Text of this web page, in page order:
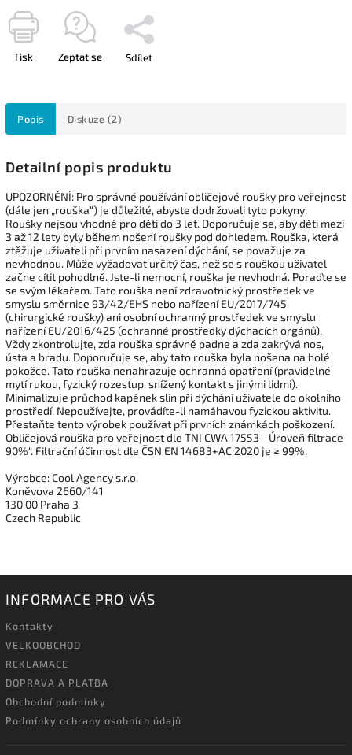
Tisk Zeptat se Sdílet
Popis Diskuze (2)
Detailní popis produktu
UPOZORNĚNÍ: Pro správné používání obličejové roušky pro veřejnost
(dále jen „rouška“) je důležité, abyste dodržovali tyto pokyny:
Roušky nejsou vhodné pro děti do 3 let. Doporučuje se, aby děti mezi
3 až 12 lety byly během nošení roušky pod dohledem. Rouška, která
ztěžuje uživateli při prvním nasazení dýchání, se považuje za
nevhodnou. Může vyžadovat určitý čas, než se s rouškou uživatel
začne cítit pohodlně. Jste-li nemocní, rouška je nevhodná. Poraďte se
se svým lékařem. Tato rouška není zdravotnický prostředek ve
smyslu směrnice 93/42/EHS nebo nařízení EU/2017/745
(chirurgické roušky) ani osobní ochranný prostředek ve smyslu
nařízení EU/2016/425 (ochranné prostředky dýchacích orgánů).
Vždy zkontrolujte, zda rouška správně padne a zda zakrývá nos,
ústa a bradu. Doporučuje se, aby tato rouška byla nošena na holé
pokožce. Tato rouška nenahrazuje ochranná opatření (pravidelné
mytí rukou, fyzický rozestup, snížený kontakt s jinými lidmi).
Minimalizuje průchod kapének slin při dýchání uživatele do okolního
prostředí. Nepoužívejte, provádíte-li namáhavou fyzickou aktivitu.
Přestaňte tento výrobek používat při prvních známkách poškození.
Obličejová rouška pro veřejnost dle TNI CWA 17553 - Úroveň filtrace
90%“. Filtrační účinnost dle ČSN EN 14683+AC:2020 je ≥ 99%.
Výrobce: Cool Agency s.r.o.
Koněvova 2660/141
130 00 Praha 3
Czech Republic
INFORMACE PRO VÁS
Kontakty
VELKOOBCHOD
REKLAMACE
DOPRAVA A PLATBA
Obchodní podmínky
Podmínky ochrany osobních údajů